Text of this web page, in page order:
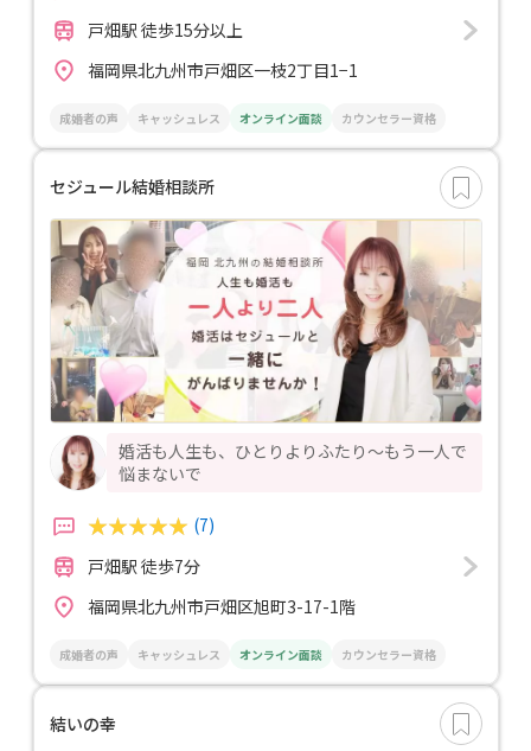
戸畑駅 徒歩15分以上
福岡県北九州市戸畑区一枝2丁目1−1
成婚者の声 キャッシュレス オンライン面談 カウンセラー資格
セジュール結婚相談所
婚活も人生も、ひとりよりふたり～もう一人で
悩まないで
(7)
戸畑駅 徒歩7分
福岡県北九州市戸畑区旭町3-17-1階
成婚者の声 キャッシュレス オンライン面談 カウンセラー資格
結いの幸